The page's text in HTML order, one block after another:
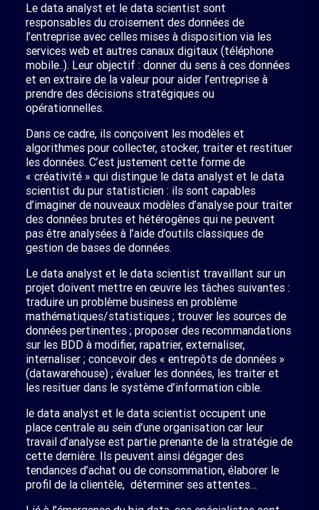
Le data analyst et le data scientist sont
responsables du croisement des données de
l’entreprise avec celles mises à disposition via les
services web et autres canaux digitaux (téléphone
mobile..). Leur objectif : donner du sens à ces données
et en extraire de la valeur pour aider l’entreprise à
prendre des décisions stratégiques ou
opérationnelles.
Dans ce cadre, ils conçoivent les modèles et
algorithmes pour collecter, stocker, traiter et restituer
les données. C’est justement cette forme de
« créativité » qui distingue le data analyst et le data
scientist du pur statisticien : ils sont capables
d’imaginer de nouveaux modèles d’analyse pour traiter
des données brutes et hétérogènes qui ne peuvent
pas être analysées à l’aide d’outils classiques de
gestion de bases de données.
Le data analyst et le data scientist travaillant sur un
projet doivent mettre en œuvre les tâches suivantes :
traduire un problème business en problème
mathématiques/statistiques ; trouver les sources de
données pertinentes ; proposer des recommandations
sur les BDD à modifier, rapatrier, externaliser,
internaliser ; concevoir des « entrepôts de données »
(datawarehouse) ; évaluer les données, les traiter et
les resituer dans le système d’information cible.
le data analyst et le data scientist occupent une
place centrale au sein d’une organisation car leur
travail d’analyse est partie prenante de la stratégie de
cette dernière. Ils peuvent ainsi dégager des
tendances d’achat ou de consommation, élaborer le
profil de la clientèle, déterminer ses attentes…